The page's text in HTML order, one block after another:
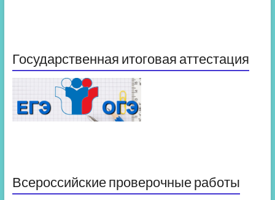
Государственная итоговая аттестация
Всероссийские проверочные работы